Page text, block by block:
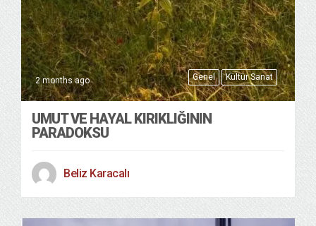
Genel Kültür Sanat
2 months ago
UMUT VE HAYAL KIRIKLIĞININ
PARADOKSU
Beliz Karacalı